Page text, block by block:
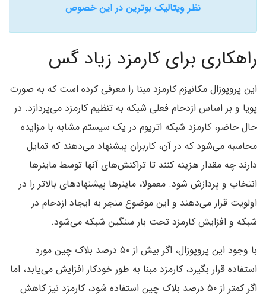
نظر ویتالیک بوترین در این خصوص
راهکاری برای کارمزد زیاد گس
این پروپوزال مکانیزم کارمزد مبنا را معرفی کرده است که به صورت
پویا و بر اساس ازدحام فعلی شبکه به تنظیم کارمزد می‌پردازد. در
حال حاضر، کارمزد شبکه اتریوم در یک سیستم مشابه با مزایده
محاسبه می‌شود که در آن، کاربران پیشنهاد می‌دهند که تمایل
دارند چه مقدار هزینه کنند تا تراکنش‌های آنها توسط ماینرها
انتخاب و پردازش شود. معمولا، ماینرها پیشنهادهای بالاتر را در
اولویت قرار می‌دهند و این موضوع منجر به ایجاد ازدحام در
شبکه و افزایش کارمزد تحت بار سنگین شبکه می‌شود.
با وجود این پروپوزال، اگر بیش از ۵۰ درصد بلاک چین مورد
استفاده قرار بگیرد، کارمزد مبنا به طور خودکار افزایش می‌یابد، اما
اگر کمتر از ۵۰ درصد بلاک چین استفاده شود، کارمزد نیز کاهش